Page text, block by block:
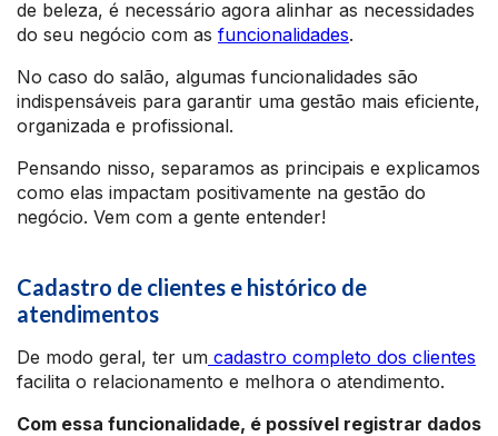
de beleza, é necessário agora alinhar as necessidades
do seu negócio com as funcionalidades.
No caso do salão, algumas funcionalidades são
indispensáveis para garantir uma gestão mais eficiente,
organizada e profissional.
Pensando nisso, separamos as principais e explicamos
como elas impactam positivamente na gestão do
negócio. Vem com a gente entender!
Cadastro de clientes e histórico de
atendimentos
De modo geral, ter um cadastro completo dos clientes
facilita o relacionamento e melhora o atendimento.
Com essa funcionalidade, é possível registrar dados